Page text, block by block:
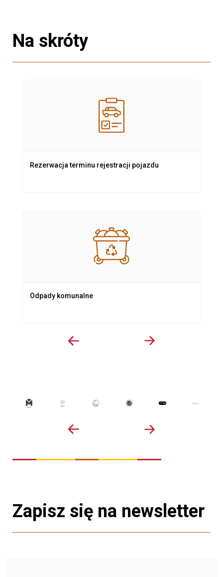
Na skróty
Rezerwacja terminu rejestracji pojazdu
Odpady komunalne
Zapisz się na newsletter